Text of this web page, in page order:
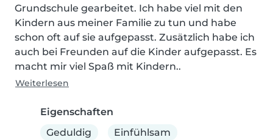
Grundschule gearbeitet. Ich habe viel mit den
Kindern aus meiner Familie zu tun und habe
schon oft auf sie aufgepasst. Zusätzlich habe ich
auch bei Freunden auf die Kinder aufgepasst. Es
macht mir viel Spaß mit Kindern..
Weiterlesen
Eigenschaften
Geduldig
Einfühlsam